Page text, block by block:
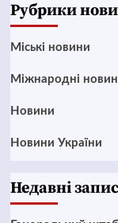
Рубрики
Mіські новини
Міжнародні
Новини
Новини України
Недавні